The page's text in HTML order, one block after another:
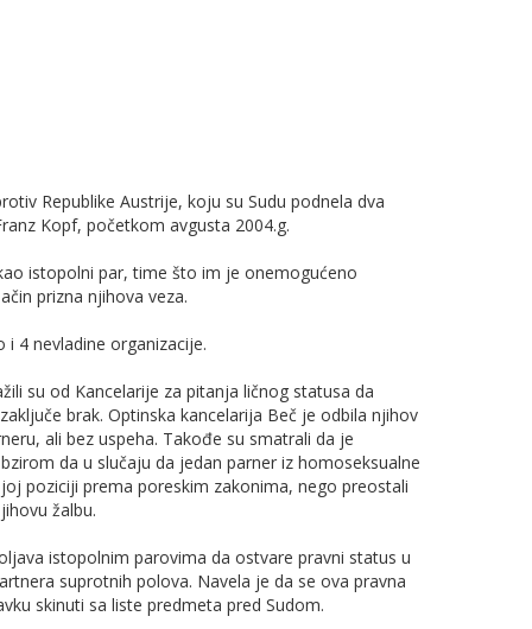
Republike Austrije, koju su Sudu podnela dva
Kopf, početkom avgusta 2004.g.
istopolni par, time što im je onemogućeno
prizna njihova veza.
i 4 nevladine organizacije.
su od Kancelarije za pitanja ličnog statusa da
brak. Optinska kancelarija Beč je odbila njihov
ali bez uspeha. Takođe su smatrali da je
da u slučaju da jedan parner iz homoseksualne
poziciji prema poreskim zakonima, nego preostali
žalbu.
istopolnim parovima da ostvare pravni status u
suprotnih polova. Navela je da se ova pravna
skinuti sa liste predmeta pred Sudom.